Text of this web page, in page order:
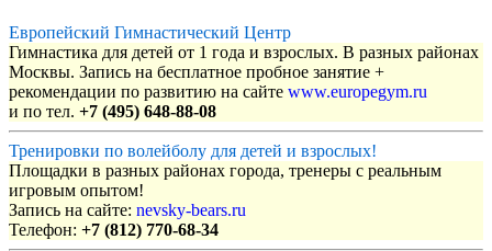
Европейский Гимнастический Центр
Гимнастика для детей от 1 года и взрослых. В разных районах
Москвы. Запись на бесплатное пробное занятие +
рекомендации по развитию на сайте www.europegym.ru
и по тел. +7 (495) 648-88-08
Тренировки по волейболу для детей и взрослых!
Площадки в разных районах города, тренеры с реальным
игровым опытом!
Запись на сайте: nevsky-bears.ru
Телефон: +7 (812) 770-68-34